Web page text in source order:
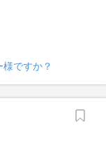
ですか？